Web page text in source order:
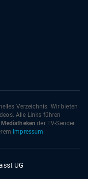
Verzeichnis. Wir bieten
Alle Links führen
der TV-Sender.
Impressum.
UG